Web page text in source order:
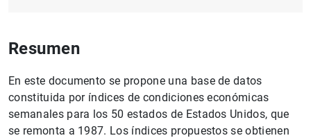
Resumen
En este documento se propone una base de datos
constituida por índices de condiciones económicas
semanales para los 50 estados de Estados Unidos, que
se remonta a 1987. Los índices propuestos se obtienen